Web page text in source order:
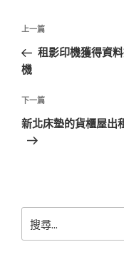
文
導
覽
上
一
篇
章
上一篇
租影印機獲得資
機
下
一
篇
下一篇
新北床墊的貨櫃屋出
尋